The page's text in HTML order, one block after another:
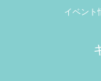
イベント